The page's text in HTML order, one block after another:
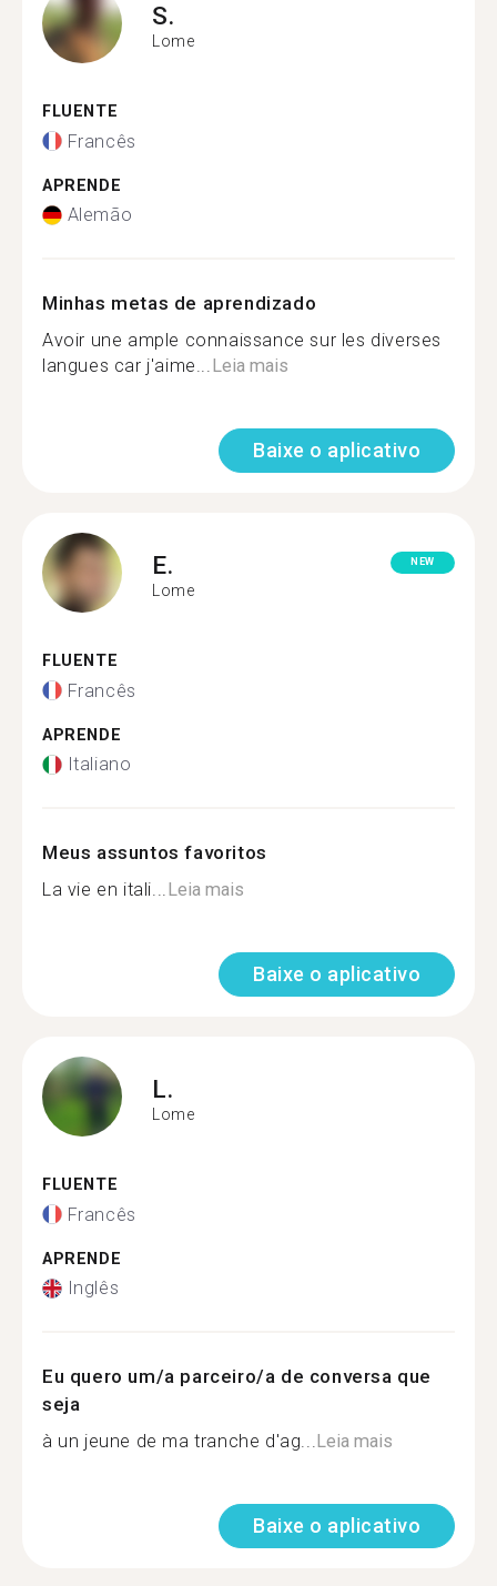
S.
Lome
FLUENTE
Francês
APRENDE
Alemão
Minhas metas de aprendizado
Avoir une ample connaissance sur les diverses
langues car j'aime...Leia mais
Baixe o aplicativo
E.
Lome
NEW
FLUENTE
Francês
APRENDE
Italiano
Meus assuntos favoritos
La vie en itali...Leia mais
Baixe o aplicativo
L.
Lome
FLUENTE
Francês
APRENDE
Inglês
Eu quero um/a parceiro/a de conversa que
seja
à un jeune de ma tranche d'ag...Leia mais
Baixe o aplicativo